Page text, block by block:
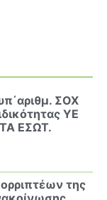
ΣΟΧ
ΥΕ
ΕΣΩΤ.
της